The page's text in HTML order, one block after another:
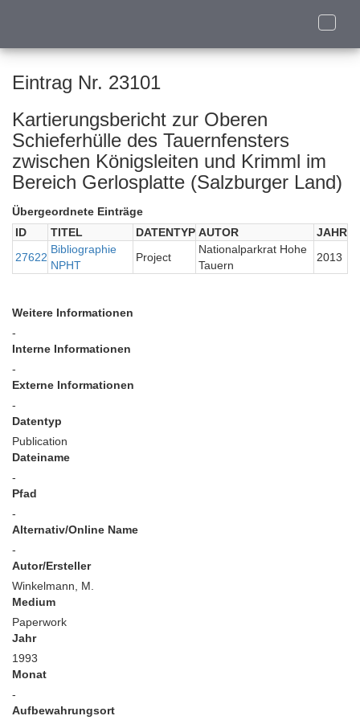
Toggle
Eintrag Nr. 23101
Kartierungsbericht zur Oberen
Schieferhülle des Tauernfensters
zwischen Königsleiten und Krimml im
Bereich Gerlosplatte (Salzburger Land)
Übergeordnete Einträge
ID
TITEL DATENTYP AUTOR
JAHR
27622
Bibliographie
NPHT
Project
Nationalparkrat Hohe
Tauern
2013
Weitere Informationen
-
Interne Informationen
-
Externe Informationen
-
Datentyp
Publication
Dateiname
-
Pfad
-
Alternativ/Online Name
-
Autor/Ersteller
Winkelmann, M.
Medium
Paperwork
Jahr
1993
Monat
-
Aufbewahrungsort